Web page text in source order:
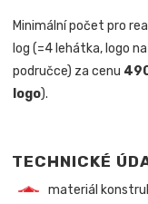
Minimální počet pro
log (=4 lehátka, logo
područce) za cenu
logo).
TECHNICKÉ
materiál